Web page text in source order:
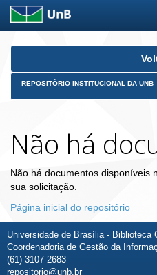
Skip
REPOSITÓRIO INSTITUCIONAL DA UNB
Não há
Não há documentos disponíveis
sua solicitação.
Página inicial do repositório
Universidade de Brasília - Biblioteca
Coordenadoria de Gestão da
(61) 3107-2683
repositorio@unb.br